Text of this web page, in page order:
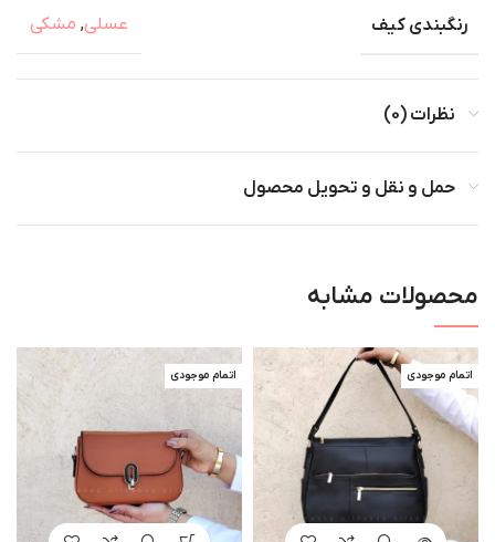
رنگبندی کیف عسلی, مشکی
نظرات (0)
حمل و نقل و تحویل محصول
محصولات مشابه
اتمام موجودی اتمام موجودی